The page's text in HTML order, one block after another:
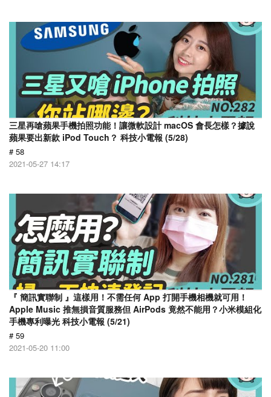
三星再嗆蘋果手機拍照功能！讓微軟設計 macOS 會長怎樣？據說
蘋果要出新款 iPod Touch？ 科技小電報 (5/28)
# 58
2021-05-27 14:17
『 簡訊實聯制 』這樣用！不需任何 App 打開手機相機就可用！
Apple Music 推無損音質服務但 AirPods 竟然不能用？小米模組化
手機專利曝光 科技小電報 (5/21)
# 59
2021-05-20 11:00